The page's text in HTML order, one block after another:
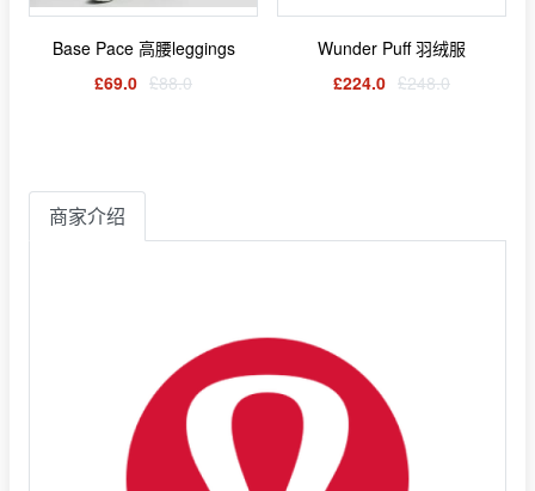
Base Pace 高腰leggings
£69.0 £88.0
Wunder Puff 羽绒服
£224.0 £248.0
商家介绍